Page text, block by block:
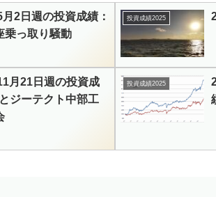
2日週の投資成績：
乗っ取り騒動
投資成績2025
月21日週の投資成
ジーテクト中部工
投資成績2025